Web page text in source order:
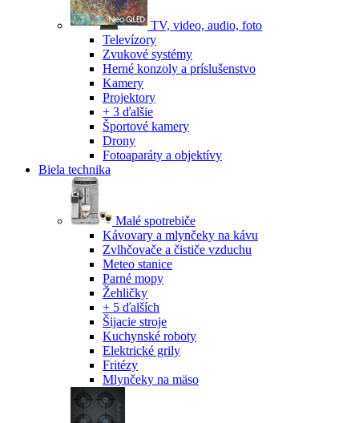
TV, video, audio, foto
Televízory
Zvukové systémy
Herné konzoly a príslušenstvo
Kamery
Projektory
+ 3 ďalšie
Športové kamery
Drony
Fotoaparáty a objektívy
Biela technika
Malé spotrebiče
Kávovary a mlynčeky na kávu
Zvlhčovače a čističe vzduchu
Meteo stanice
Parné mopy
Žehličky
+ 5 ďalších
Šijacie stroje
Kuchynské roboty
Elektrické grily
Fritézy
Mlynčeky na mäso